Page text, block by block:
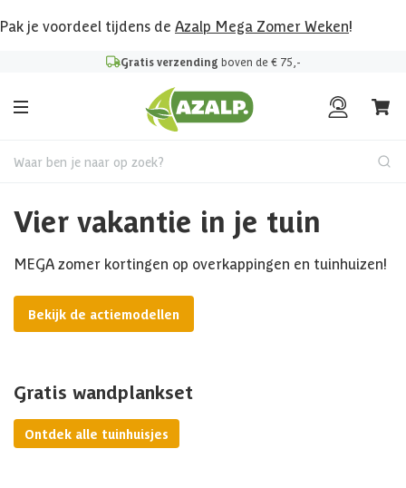
Pak je voordeel tijdens de Azalp Mega Zomer Weken!
Gratis verzending boven de € 75,-
Waar ben je naar op zoek?
Vier vakantie in je tuin
MEGA zomer kortingen op overkappingen en tuinhuizen!
Bekijk de actiemodellen
Gratis wandplankset
Ontdek alle tuinhuisjes